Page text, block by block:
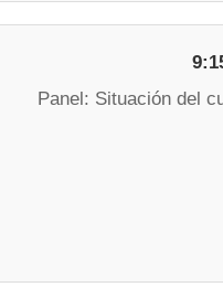
Panel: Situación del